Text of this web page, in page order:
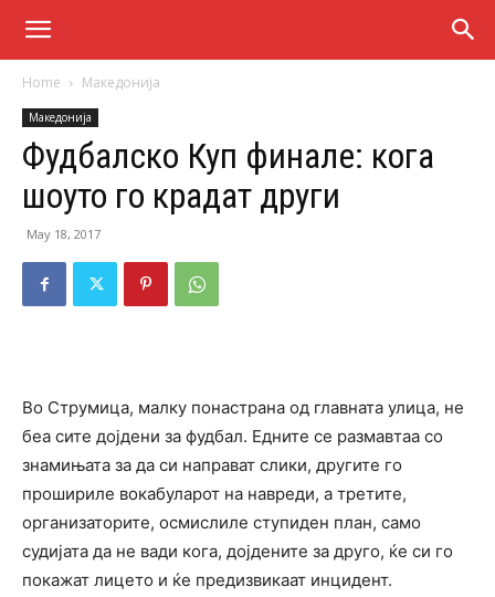
Home Македонија
Македонија
Фудбалско Куп финале: кога
шоуто го крадат други
May 18, 2017
Во Струмица, малку понастрана од главната улица, не
беа сите дојдени за фудбал. Едните се размавтаа со
знамињата за да си направат слики, другите го
прошириле вокабуларот на навреди, а третите,
организаторите, осмислиле ступиден план, само
судијата да не вади кога, дојдените за друго, ќе си го
покажат лицето и ќе предизвикаат инцидент.